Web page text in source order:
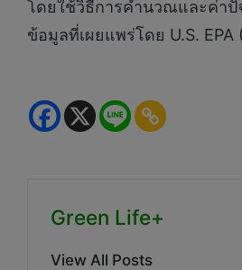
โดยใช้วิธีการคำนวณและค่าปั
ข้อมูลที่เผยแพร่โดย U.S. EPA (
Green Life+
View All Posts